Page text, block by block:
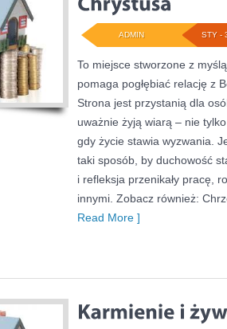
STY -
ADMIN
To miejsce stworzone z
pomaga pogłębiać relację z
Strona jest przystanią dla
uważnie żyją wiarą – nie
gdy życie stawia wyzwania.
taki sposób, by duchowość
i refleksja przenikały pracę,
innymi. Zobacz również:
Read More ]